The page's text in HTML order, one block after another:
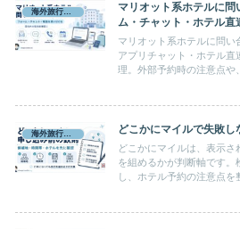
海外旅行準備
マリオット系ホテルに
ム・チャット・ホテル直
マリオット系ホテルに問い
アプリチャット・ホテル直
理。外部予約時の注意点や
海外旅行準備 どこかにマイルで失敗
どこかにマイルは、表示
を組めるかが判断軸です。
し、ホテル予約の注意点を